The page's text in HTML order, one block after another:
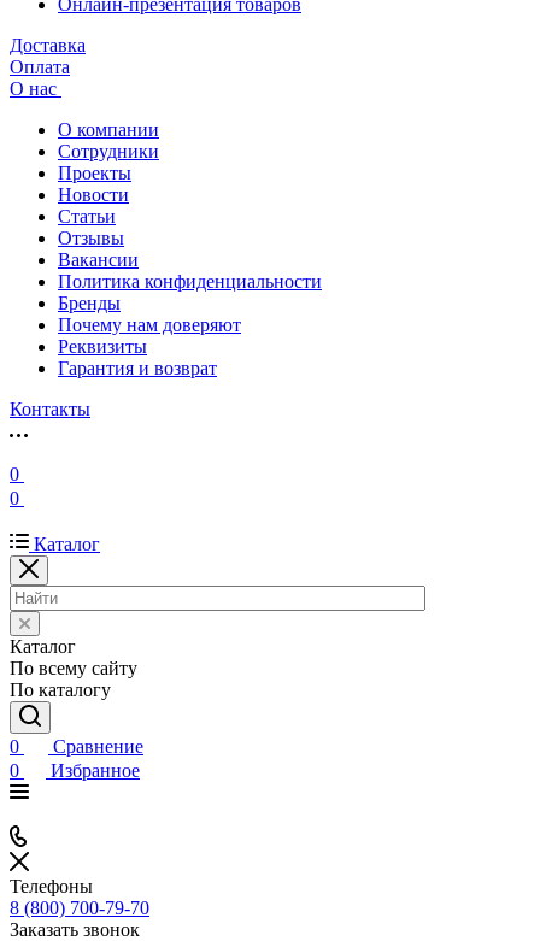
Онлайн-презентация товаров
Доставка
Оплата
О нас
О компании
Сотрудники
Проекты
Новости
Статьи
Отзывы
Вакансии
Политика конфиденциальности
Бренды
Почему нам доверяют
Реквизиты
Гарантия и возврат
Контакты
0
0
Каталог
Каталог
По всему сайту
По каталогу
0
Сравнение
0
Избранное
Телефоны
8 (800) 700-79-70
Заказать звонок